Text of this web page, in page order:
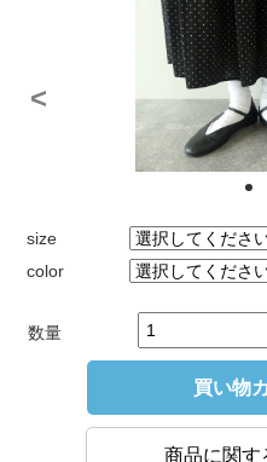
<
size
color
数量
買い物
商品に関す